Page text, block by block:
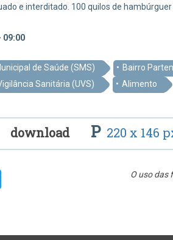
e interditado. 100 quilos de
09:00
de Saúde (SMS) Bairro
Sanitária (UVS)
Alimento
download P 220 x 146
O uso das
Twitter